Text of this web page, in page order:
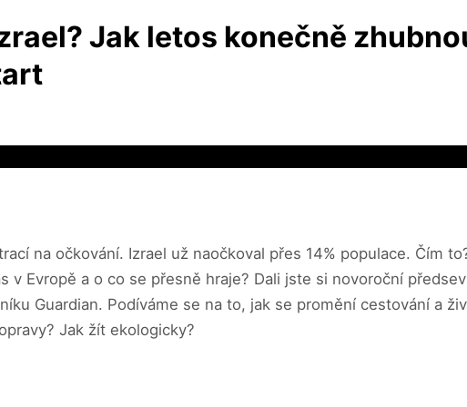
Jak letos konečně
na očkování. Izrael už naočkoval přes 14% populace. Čím
v Evropě a o co se přesně hraje? Dali jste si novoroční
Guardian. Podíváme se na to, jak se promění cestování a
Jak žít ekologicky?